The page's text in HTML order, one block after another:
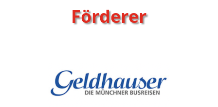
Förderer